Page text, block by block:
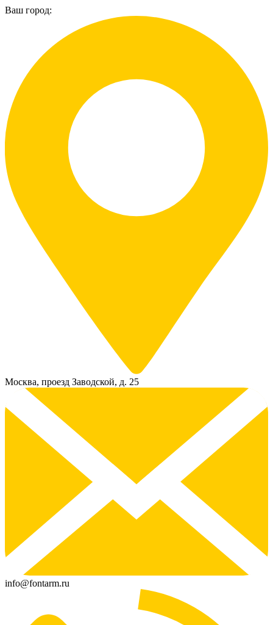
Ваш город:
Москва, проезд Заводской, д. 25
info@fontarm.ru